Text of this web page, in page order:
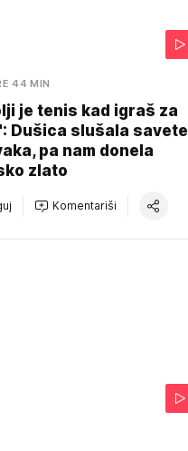
44 MIN
je tenis kad igraš za
Dušica slušala savete
pa nam donela
zlato
Komentariši